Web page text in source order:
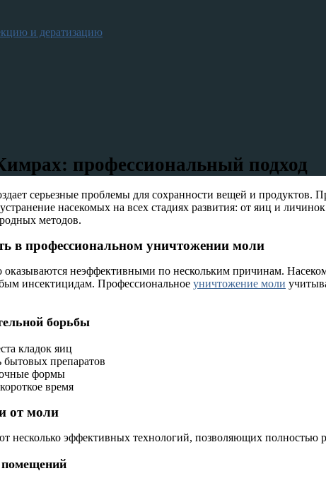
и дератизацию
профессиональный подход
серьезные проблемы для сохранности вещей и продуктов.
насекомых на всех стадиях развития: от яиц и
методов.
в профессиональном уничтожении моли
неэффективными по нескольким причинам.
инсектицидам. Профессиональное уничтожение моли
борьбы
кладок яиц
препаратов
формы
время
от моли
несколько эффективных технологий, позволяющих